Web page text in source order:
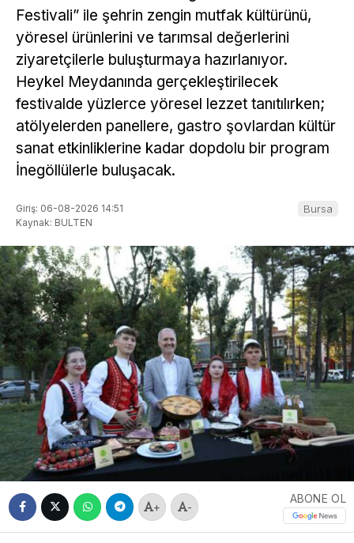
Festivali” ile şehrin zengin mutfak kültürünü,
yöresel ürünlerini ve tarımsal değerlerini
ziyaretçilerle buluşturmaya hazırlanıyor.
Heykel Meydanında gerçekleştirilecek
festivalde yüzlerce yöresel lezzet tanıtılırken;
atölyelerden panellere, gastro şovlardan kültür
sanat etkinliklerine kadar dopdolu bir program
İnegöllülerle buluşacak.
Giriş: 06-08-2026 14:51
Kaynak: BULTEN
Bursa
+ -
ABONE OL